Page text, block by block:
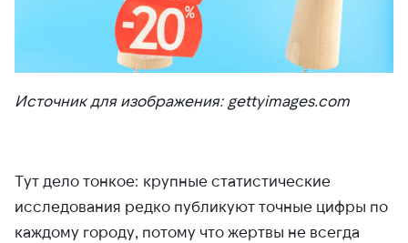
Источник для изображения: gettyimages.com
Тут дело тонкое: крупные статистические
исследования редко публикуют точные цифры по
каждому городу, потому что жертвы не всегда